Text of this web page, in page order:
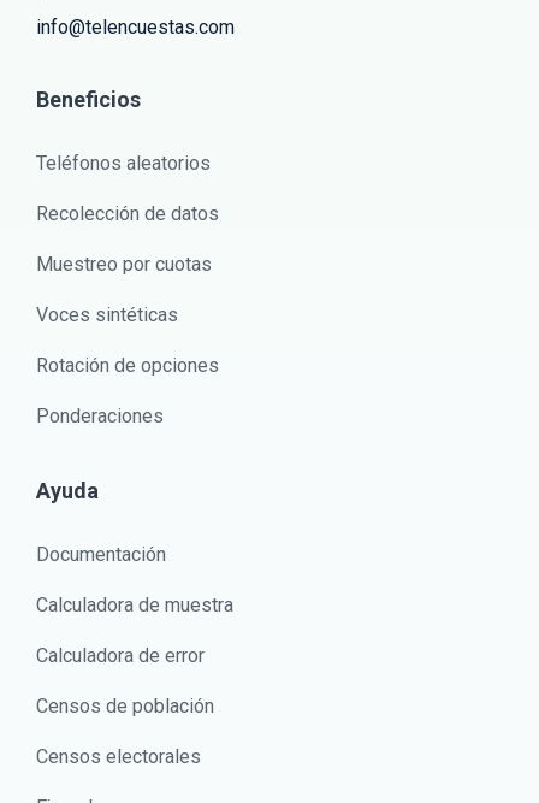
info@telencuestas.com
Beneficios
Teléfonos aleatorios
Recolección de datos
Muestreo por cuotas
Voces sintéticas
Rotación de opciones
Ponderaciones
Ayuda
Documentación
Calculadora de muestra
Calculadora de error
Censos de población
Censos electorales